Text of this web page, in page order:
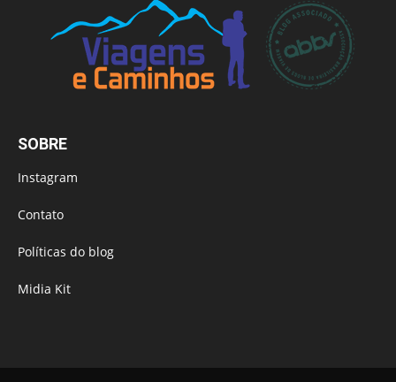
SOBRE
Instagram
Contato
Políticas do blog
Midia Kit